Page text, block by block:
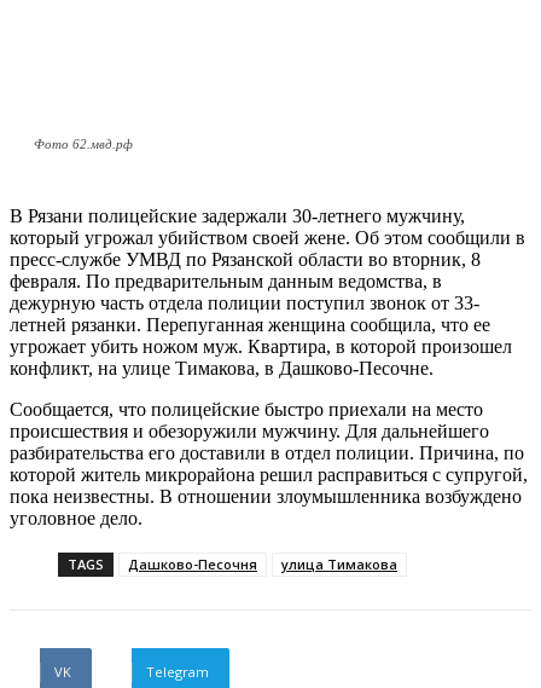
Фото 62.мвд.рф
В Рязани полицейские задержали 30-летнего мужчину,
который угрожал убийством своей жене. Об этом сообщили в
пресс-службе УМВД по Рязанской области во вторник, 8
февраля. По предварительным данным ведомства, в
дежурную часть отдела полиции поступил звонок от 33-
летней рязанки. Перепуганная женщина сообщила, что ее
угрожает убить ножом муж. Квартира, в которой произошел
конфликт, на улице Тимакова, в Дашково-Песочне.
Сообщается, что полицейские быстро приехали на место
происшествия и обезоружили мужчину. Для дальнейшего
разбирательства его доставили в отдел полиции. Причина, по
которой житель микрорайона решил расправиться с супругой,
пока неизвестны. В отношении злоумышленника возбуждено
уголовное дело.
TAGS Дашково-Песочня улица Тимакова
VK Telegram